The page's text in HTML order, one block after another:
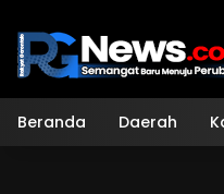
konten
Beranda Daerah